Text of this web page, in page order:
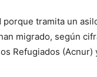
tramita un
migrado, según
Refugiados